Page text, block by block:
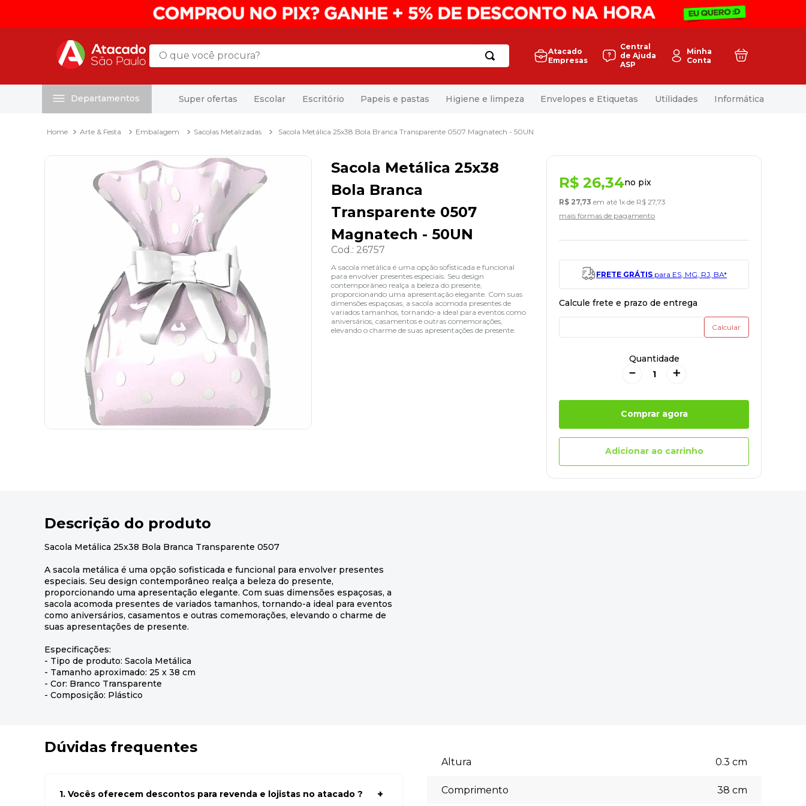
O que você procura?
Atacado
Empresas
Central
de Ajuda
ASP
Minha
Conta
Departamentos Super ofertas Escolar Escritório Papeis e pastas Higiene e limpeza Envelopes e Etiquetas Utilidades Informática
Arte & Festa Embalagem Sacolas Metalizadas Sacola Metálica 25x38 Bola Branca Transparente 0507 Magnatech - 50UN
Sacola Metálica 25x38
Bola Branca
Transparente 0507
Magnatech - 50UN
Cod.: 26757
A sacola metálica é uma opção sofisticada e funcional
para envolver presentes especiais. Seu design
contemporâneo realça a beleza do presente,
proporcionando uma apresentação elegante. Com suas
dimensões espaçosas, a sacola acomoda presentes de
variados tamanhos, tornando-a ideal para eventos como
aniversários, casamentos e outras comemorações,
elevando o charme de suas apresentações de presente.
R$ 26,34no pix
R$ 27,73 em até1x de R$ 27 ,73
mais formas de pagamento
FRETE GRÁTIS para ES, MG, RJ, BA*
Quantidade
＋
－
Comprar agora
Adicionar ao carrinho
Descrição do produto
Sacola Metálica 25x38 Bola Branca Transparente 0507
A sacola metálica é uma opção sofisticada e funcional para envolver presentes
especiais. Seu design contemporâneo realça a beleza do presente,
proporcionando uma apresentação elegante. Com suas dimensões espaçosas, a
sacola acomoda presentes de variados tamanhos, tornando-a ideal para eventos
como aniversários, casamentos e outras comemorações, elevando o charme de
suas apresentações de presente.
Especificações:
- Tipo de produto: Sacola Metálica
- Tamanho aproximado: 25 x 38 cm
- Cor: Branco Transparente
- Composição: Plástico
Dúvidas frequentes
1. Vocês oferecem descontos para revenda e lojistas no atacado ?
Altura 0.3 cm
Comprimento 38 cm
mala
caixa organizadora